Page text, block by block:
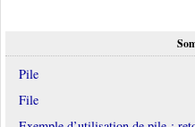
Pile
File